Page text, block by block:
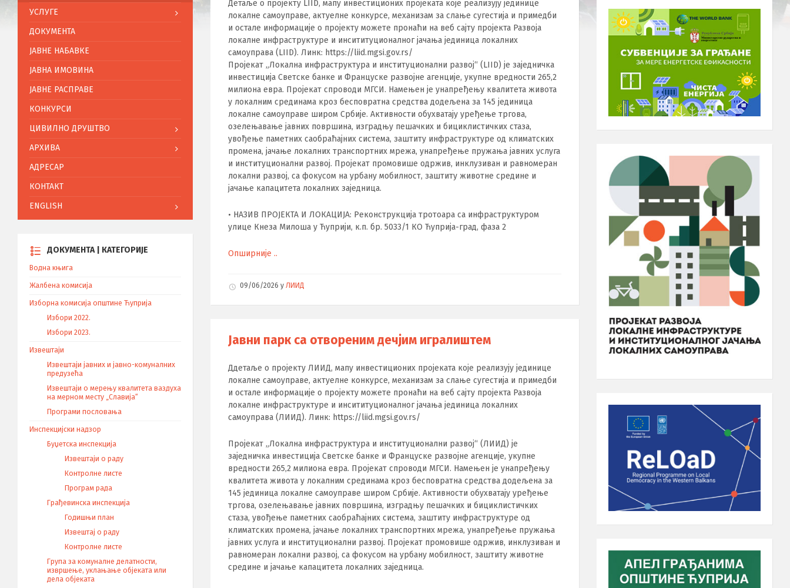
Детаље о пројекту LIID, мапу инвестиционих пројеката које реализују јединице
локалне самоуправе, актуелне конкурсе, механизам за слање сугестија и примедби
и остале информације о пројекту можете пронаћи на веб сајту пројекта Развоја
локалне инфраструктуре и инсититуционалног јачања јединица локалних
самоуправа (LIID). Линк: https://liid.mgsi.gov.rs/
Пројекат „Локална инфраструктура и институционални развој“ (LIID) је заједничка
инвестиција Светске банке и Француске развојне агенције, укупне вредности 265,2
милиона евра. Пројекат спроводи МГСИ. Намењен је унапређењу квалитета живота
у локалним срединама кроз бесповратна средства додељена за 145 јединица
локалне самоуправе широм Србије. Активности обухватају уређење тргова,
озелењавање јавних површина, изградњу пешачких и бициклистичких стаза,
увођење паметних саобраћајних система, заштиту инфраструктуре од климатских
промена, јачање локалних транспортних мрежа, унапређење пружања јавних услуга
и институционални развој. Пројекат промовише одржив, инклузиван и равномеран
локални развој, са фокусом на урбану мобилност, заштиту животне средине и
јачање капацитета локалних заједница.
• НАЗИВ ПРОЈЕКТА И ЛОКАЦИЈА: Реконструкција тротоара са инфраструктуром
улице Кнеза Милоша у Ћуприји, к.п. бр. 5033/1 КО Ћуприја-град, фаза 2
Опширније ..
09/06/2026уЛИИД
Јавни парк са отвореним дечјим игралиштем
Ддетаље о пројекту ЛИИД, мапу инвестиционих пројеката које реализују јединице
локалне самоуправе, актуелне конкурсе, механизам за слање сугестија и примедби
и остале информације о пројекту можете пронаћи на веб сајту пројекта Развоја
локалне инфраструктуре и инсититуционалног јачања јединица локалних
самоуправа (ЛИИД). Линк: https://liid.mgsi.gov.rs/
Пројекат „Локална инфраструктура и институционални развој“ (ЛИИД) је
заједничка инвестиција Светске банке и Француске развојне агенције, укупне
вредности 265,2 милиона евра. Пројекат спроводи МГСИ. Намењен је унапређењу
квалитета живота у локалним срединама кроз бесповратна средства додељена за
145 јединица локалне самоуправе широм Србије. Активности обухватају уређење
тргова, озелењавање јавних површина, изградњу пешачких и бициклистичких
стаза, увођење паметних саобраћајних система, заштиту инфраструктуре од
климатских промена, јачање локалних транспортних мрежа, унапређење пружања
јавних услуга и институционални развој. Пројекат промовише одржив, инклузиван и
равномеран локални развој, са фокусом на урбану мобилност, заштиту животне
средине и јачање капацитета локалних заједница.
УСЛУГЕ
ДОКУМЕНТА
ЈАВНЕ НАБАВКЕ
ЈАВНА ИМОВИНА
ЈАВНЕ РАСПРАВЕ
КОНКУРСИ
ЦИВИЛНО ДРУШТВО
АРХИВА
АДРЕСАР
КОНТАКТ
ENGLISH
ДОКУМЕНТА | КАТЕГОРИЈЕ
Водна књига
Жалбена комисија
Изборна комисија општине Ћуприја
Избори 2022.
Избори 2023.
Извештаји
Извештаји јавних и јавно-комуналних
предузећа
Извештаји о мерењу квалитета ваздуха
на мерном месту „Славија“
Програми пословања
Инспекцијски надзор
Буџетска инспекција
Извештаји о раду
Контролне листе
Програм рада
Грађевинска инспекција
Годишњи план
Извештај о раду
Контролне листе
Група за комуналне делатности,
извршење, уклањање објеката или
дела објеката